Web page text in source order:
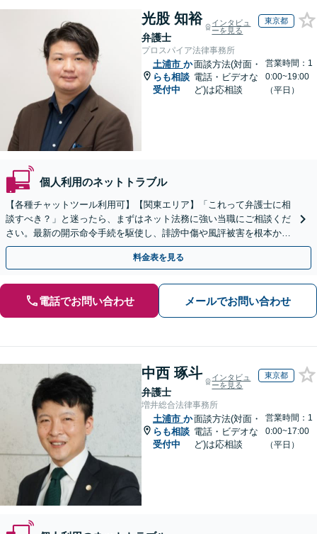
光股 知裕
弁護士
インタビュ
ーを見る
東京都
プロスパイア法律事務所
土浦市 か
らも相談
受付中
面談方法(対面・
電話・ビデオな
ど)は応相談
営業時間：1
0:00~19:00
（平日）
個人利用のネットトラブル
【各種チャットツール利用可】【関東エリア】「これって弁護士に相
談すべき？」と迷ったら、まずはネット法務に強い当職にご相談くだ
さい。最新の開示命令手続を駆使し、誹謗中傷や風評被害を根本から
解決します。最終的な終結を見据えて適切に対応します。
料金表を見る
電話でお問い合わせ メールでお問い合わせ
中西 琢斗
弁護士
インタビュ
ーを見る
東京都
増井総合法律事務所
土浦市 か
らも相談
受付中
面談方法(対面・
電話・ビデオな
ど)は応相談
営業時間：1
0:00~17:00
（平日）